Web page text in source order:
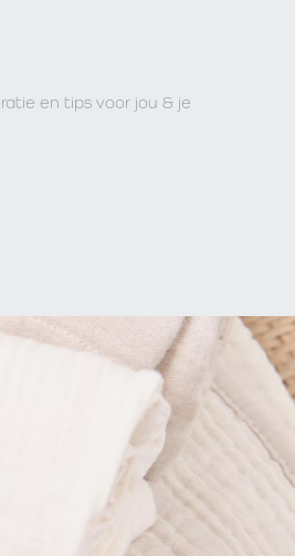
en tips voor jou & je